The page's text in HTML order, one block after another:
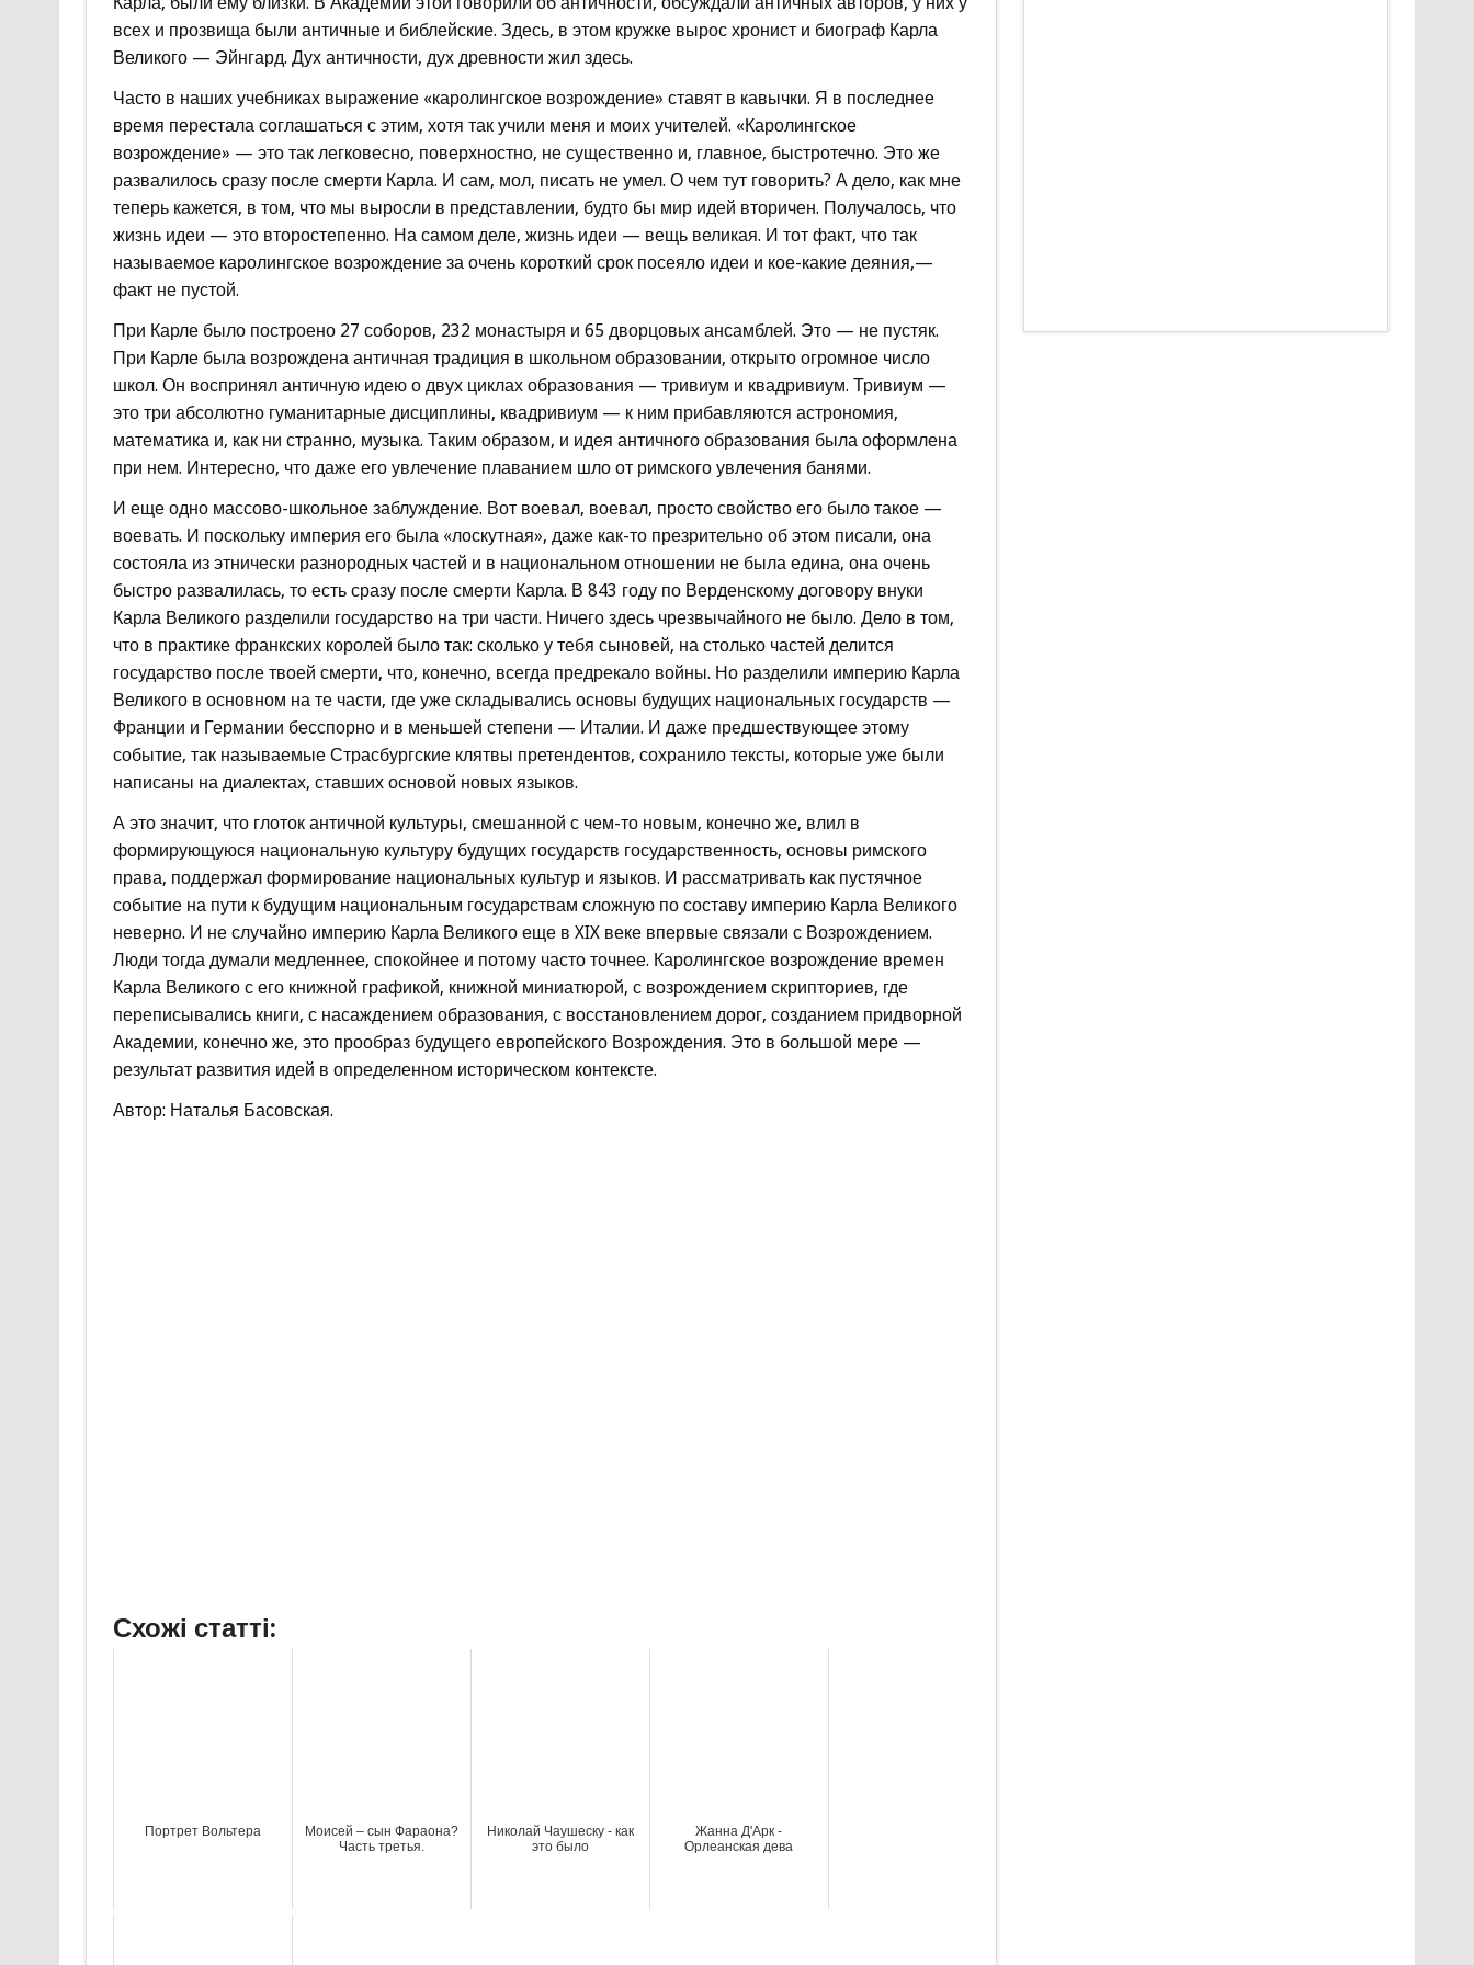
всех и прозвища были античные и библейские. Здесь, в этом кружке вырос хронист и биограф Карла
Великого — Эйнгард. Дух античности, дух древности жил здесь.
Часто в наших учебниках выражение «каролингское возрождение» ставят в кавычки. Я в последнее
время перестала соглашаться с этим, хотя так учили меня и моих учителей. «Каролингское
возрождение» — это так легковесно, поверхностно, не существенно и, главное, быстротечно. Это же
развалилось сразу после смерти Карла. И сам, мол, писать не умел. О чем тут говорить? А дело, как мне
теперь кажется, в том, что мы выросли в представлении, будто бы мир идей вторичен. Получалось, что
жизнь идеи — это второстепенно. На самом деле, жизнь идеи — вещь великая. И тот факт, что так
называемое каролингское возрождение за очень короткий срок посеяло идеи и кое-какие деяния,—
факт не пустой.
При Карле было построено 27 соборов, 232 монастыря и 65 дворцовых ансамблей. Это — не пустяк.
При Карле была возрождена античная традиция в школьном образовании, открыто огромное число
школ. Он воспринял античную идею о двух циклах образования — тривиум и квадривиум. Тривиум —
это три абсолютно гуманитарные дисциплины, квадривиум — к ним прибавляются астрономия,
математика и, как ни странно, музыка. Таким образом, и идея античного образования была оформлена
при нем. Интересно, что даже его увлечение плаванием шло от римского увлечения банями.
И еще одно массово-школьное заблуждение. Вот воевал, воевал, просто свойство его было такое —
воевать. И поскольку империя его была «лоскутная», даже как-то презрительно об этом писали, она
состояла из этнически разнородных частей и в национальном отношении не была едина, она очень
быстро развалилась, то есть сразу после смерти Карла. В 843 году по Верденскому договору внуки
Карла Великого разделили государство на три части. Ничего здесь чрезвычайного не было. Дело в том,
что в практике франкских королей было так: сколько у тебя сыновей, на столько частей делится
государство после твоей смерти, что, конечно, всегда предрекало войны. Но разделили империю Карла
Великого в основном на те части, где уже складывались основы будущих национальных государств —
Франции и Германии бесспорно и в меньшей степени — Италии. И даже предшествующее этому
событие, так называемые Страсбургские клятвы претендентов, сохранило тексты, которые уже были
написаны на диалектах, ставших основой новых языков.
А это значит, что глоток античной культуры, смешанной с чем-то новым, конечно же, влил в
формирующуюся национальную культуру будущих государств государственность, основы римского
права, поддержал формирование национальных культур и языков. И рассматривать как пустячное
событие на пути к будущим национальным государствам сложную по составу империю Карла Великого
неверно. И не случайно империю Карла Великого еще в XIX веке впервые связали с Возрождением.
Люди тогда думали медленнее, спокойнее и потому часто точнее. Каролингское возрождение времен
Карла Великого с его книжной графикой, книжной миниатюрой, с возрождением скрипториев, где
переписывались книги, с насаждением образования, с восстановлением дорог, созданием придворной
Академии, конечно же, это прообраз будущего европейского Возрождения. Это в большой мере —
результат развития идей в определенном историческом контексте.
Автор: Наталья Басовская.
Схожі статті:
Портрет Вольтера
Моисей – сын Фараона?
Часть третья.
Николай Чаушеску - как
это было
Жанна Д'Арк -
Орлеанская дева